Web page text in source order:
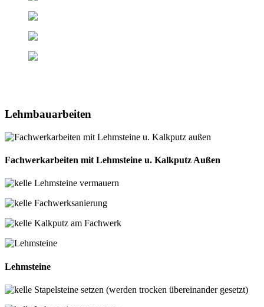
Lehmbauarbeiten
Fachwerkarbeiten mit Lehmsteine u. Kalkputz Außen
Lehmsteine vermauern
Fachwerksanierung
Kalkputz am Fachwerk
Lehmsteine
Stapelsteine setzen (werden trocken übereinander gesetzt)